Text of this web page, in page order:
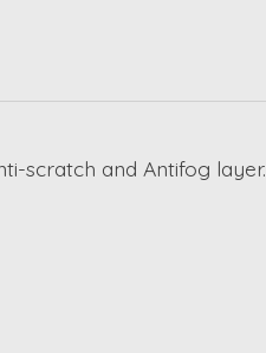
scratch and Antifog layer.